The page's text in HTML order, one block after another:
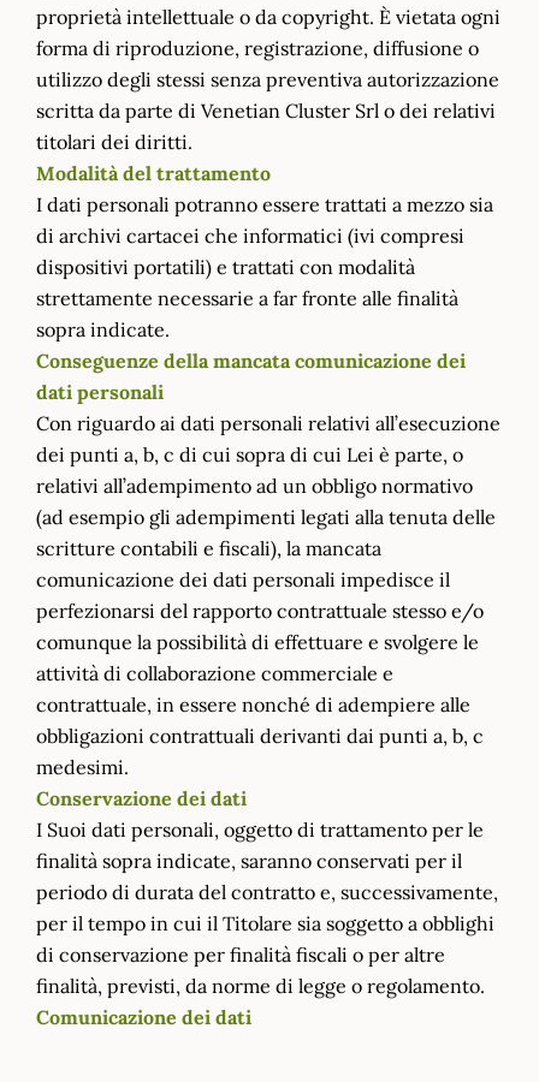
proprietà intellettuale o da copyright. È vietata ogni
forma di riproduzione, registrazione, diffusione o
utilizzo degli stessi senza preventiva autorizzazione
scritta da parte di Venetian Cluster Srl o dei relativi
titolari dei diritti.
Modalità del trattamento
I dati personali potranno essere trattati a mezzo sia
di archivi cartacei che informatici (ivi compresi
dispositivi portatili) e trattati con modalità
strettamente necessarie a far fronte alle finalità
sopra indicate.
Conseguenze della mancata comunicazione dei
dati personali
Con riguardo ai dati personali relativi all’esecuzione
dei punti a, b, c di cui sopra di cui Lei è parte, o
relativi all’adempimento ad un obbligo normativo
(ad esempio gli adempimenti legati alla tenuta delle
scritture contabili e fiscali), la mancata
comunicazione dei dati personali impedisce il
perfezionarsi del rapporto contrattuale stesso e/o
comunque la possibilità di effettuare e svolgere le
attività di collaborazione commerciale e
contrattuale, in essere nonché di adempiere alle
obbligazioni contrattuali derivanti dai punti a, b, c
medesimi.
Conservazione dei dati
I Suoi dati personali, oggetto di trattamento per le
finalità sopra indicate, saranno conservati per il
periodo di durata del contratto e, successivamente,
per il tempo in cui il Titolare sia soggetto a obblighi
di conservazione per finalità fiscali o per altre
finalità, previsti, da norme di legge o regolamento.
Comunicazione dei dati